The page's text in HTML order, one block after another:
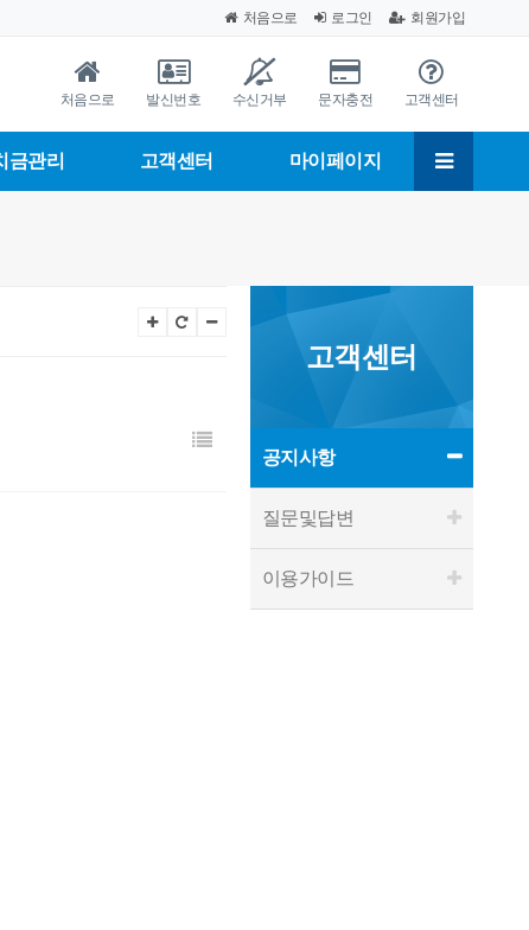
처음으로 로그인 회원가입
처음으로 발신번호 수신거부 문자충전 고객센터
금관리 고객센터 마이페이지
고객센터
공지사항
질문및답변
이용가이드